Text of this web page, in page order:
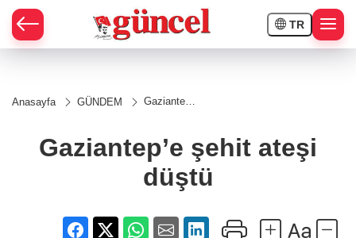
TR
Anasayfa GÜNDEM
Gaziantep’e
Gaziantep’e şehit ateşi
düştü